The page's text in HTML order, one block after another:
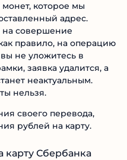
которое мы
адрес.
на совершение
правило, на операцию
не уложитесь в
заявка удалится, а
неактуальным.
нельзя.
своего перевода,
рублей на карту.
Сбербанка